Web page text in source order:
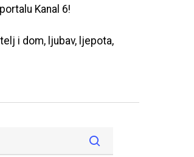
Kanal 6!
i dom, ljubav, ljepota,